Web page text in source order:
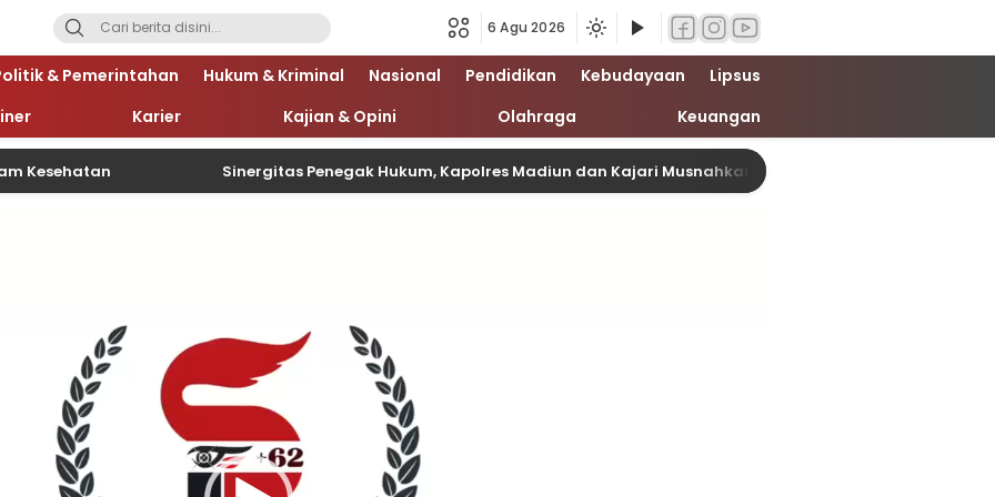
6 Agu 2026
& Pemerintahan Hukum & Kriminal Nasional Pendidikan Kebudayaan
Lipsus
Karier Kajian & Opini Olahraga Keuangan
Sinergitas Penegak Hukum, Kapolres Madiun dan Kajari Musnahkan Barang Bukti Perkara Pidana Umum